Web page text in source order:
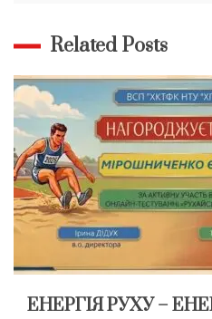
Related Posts
ЕНЕРГІЯ РУХУ –